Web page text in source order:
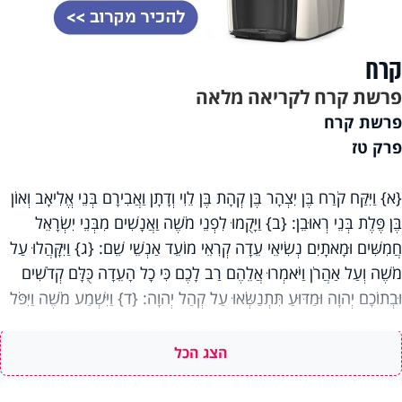
קרח
פרשת קרח לקריאה מלאה
פרשת קרח
פרק טז
{א} וַיִּקַּח קֹרַח בֶּן יִצְהָר בֶּן קְהָת בֶּן לֵוִי וְדָתָן וַאֲבִירָם בְּנֵי אֱלִיאָב וְאוֹן
בֶּן פֶּלֶת בְּנֵי רְאוּבֵן: {ב} וַיָּקֻמוּ לִפְנֵי מֹשֶׁה וַאֲנָשִׁים מִבְּנֵי יִשְׂרָאֵל
חֲמִשִּׁים וּמָאתָיִם נְשִׂיאֵי עֵדָה קְרִאֵי מוֹעֵד אַנְשֵׁי שֵׁם: {ג} וַיִּקָּהֲלוּ עַל
מֹשֶׁה וְעַל אַהֲרֹן וַיֹּאמְרוּ אֲלֵהֶם רַב לָכֶם כִּי כָל הָעֵדָה כֻּלָּם קְדֹשִׁים
וּבְתוֹכָם יְהוָה וּמַדּוּעַ תִּתְנַשְּׂאוּ עַל קְהַל יְהוָה: {ד} וַיִּשְׁמַע מֹשֶׁה וַיִּפֹּל
אֲשֶׁר לוֹ וְאֶת הַקָּדוֹשׁ וְהִקְרִיב אֵלָיו וְאֵת אֲשֶׁר יִבְחַר בּוֹ יַקְרִיב אֵלָיו: {ו}
זֹאת עֲשׂוּ קְחוּ לָכֶם מַחְתּוֹת קֹרַח וְכָל עֲדָתוֹ: {ז} וּתְנוּ בָהֵן אֵשׁ וְשִׂימוּ
הצג הכל